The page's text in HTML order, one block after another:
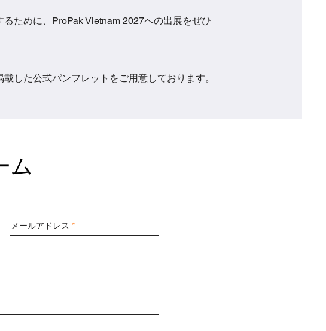
ために、ProPak Vietnam 2027への出展をぜひ
した公式パンフレットをご用意しております。
ム
メールアドレス